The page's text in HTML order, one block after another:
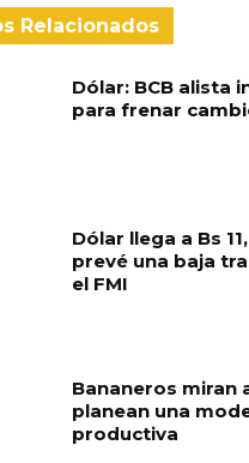
Relacionados
Dólar: BCB alista
para frenar
Dólar llega a Bs
prevé una baja
el FMI
Bananeros miran
planean una
productiva